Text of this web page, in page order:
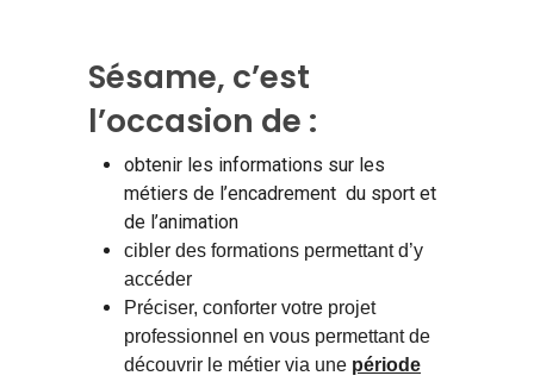
Sésame, c’est
l’occasion de :
obtenir les informations sur les
métiers de l’encadrement du sport et
de l’animation
cibler des formations permettant d’y
accéder
Préciser, conforter votre projet
professionnel en vous permettant de
découvrir le métier via une période